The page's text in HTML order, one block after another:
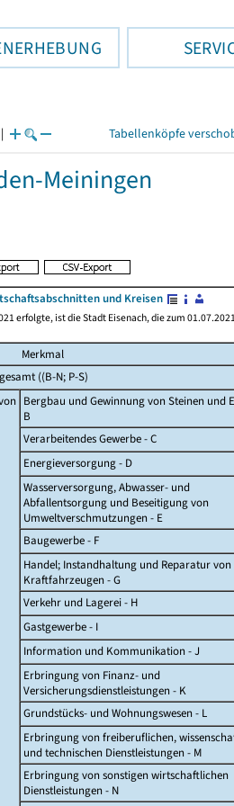
| Tabellenköpfe
Meiningen
und Kreisen
erfolgte, ist die Stadt Eisenach, die zum
Merkmal
((B-N; P-S)
Bergbau und Gewinnung von Steinen und
B
Verarbeitendes Gewerbe - C
Energieversorgung - D
Wasserversorgung, Abwasser- und
Abfallentsorgung und Beseitigung von
Umweltverschmutzungen - E
Baugewerbe - F
Handel; Instandhaltung und Reparatur von
Kraftfahrzeugen - G
Verkehr und Lagerei - H
Gastgewerbe - I
Information und Kommunikation - J
Erbringung von Finanz- und
Versicherungsdienstleistungen - K
Grundstücks- und Wohnungswesen - L
Erbringung von freiberuflichen,
und technischen Dienstleistungen - M
Erbringung von sonstigen wirtschaftlichen
Dienstleistungen - N